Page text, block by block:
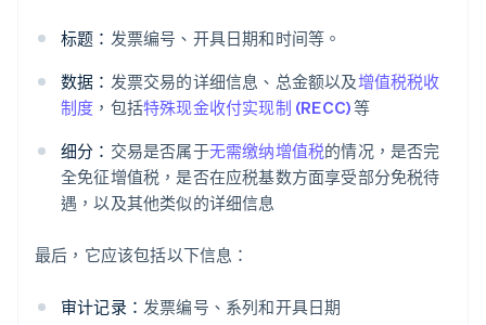
标题： 发票编号、开具日期和时间等。
数据： 发票交易的详细信息、总金额以及增值税税收
制度 ，包括特殊现金收付实现制 (RECC)等
细分： 交易是否属于无需缴纳增值税的情况，是否完
全免征增值税，是否在应税基数方面享受部分免税待
遇，以及其他类似的详细信息
最后，它应该包括以下信息：
审计记录： 发票编号、系列和开具日期